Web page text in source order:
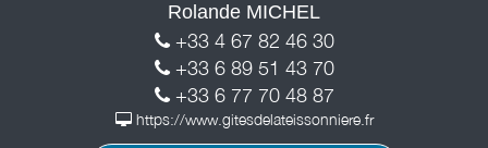
Rolande MICHEL
+33 4 67 82 46 30
+33 6 89 51 43 70
+33 6 77 70 48 87
https://www.gitesdelateissonniere.fr